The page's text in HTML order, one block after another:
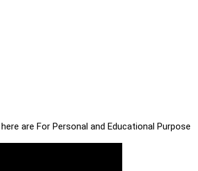
are For Personal and Educational Purpose